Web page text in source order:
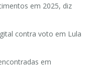
em 2025, diz
contra voto em Lula
em